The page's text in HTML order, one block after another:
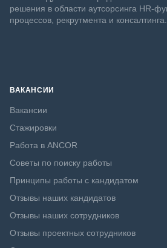
решения в области аутсорсинга HR-
процессов, рекрутмента и консалтинга.
ВАКАНСИИ
Вакансии
Стажировки
Работа в ANCOR
Советы по поиску работы
Принципы работы с кандидатом
Отзывы наших кандидатов
Отзывы наших сотрудников
Отзывы проектных сотрудников